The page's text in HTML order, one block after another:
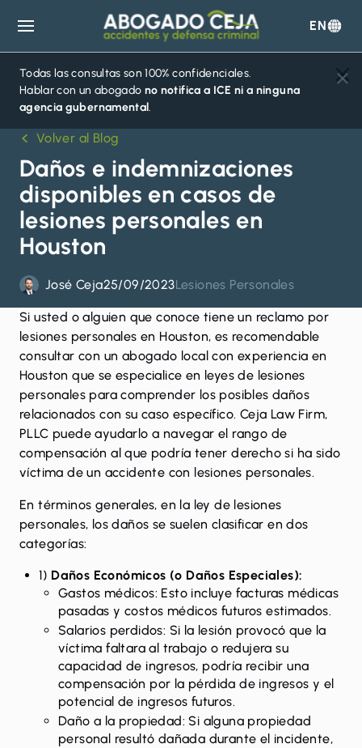
Abogado
Ceja
EN
Todas las consultas son 100% confidenciales.
Hablar con un abogado no notifica a ICE ni a ninguna
agencia gubernamental.
Volver al Blog
Daños e indemnizaciones
disponibles en casos de
lesiones personales en
Houston
José Ceja25/09/2023Lesiones Personales
Si usted o alguien que conoce tiene un reclamo por
lesiones personales en Houston, es recomendable
consultar con un abogado local con experiencia en
Houston que se especialice en leyes de lesiones
personales para comprender los posibles daños
relacionados con su caso específico. Ceja Law Firm,
PLLC puede ayudarlo a navegar el rango de
compensación al que podría tener derecho si ha sido
víctima de un accidente con lesiones personales.
En términos generales, en la ley de lesiones
personales, los daños se suelen clasificar en dos
categorías:
1) Daños Económicos (o Daños Especiales):
Gastos médicos: Esto incluye facturas médicas
pasadas y costos médicos futuros estimados.
Salarios perdidos: Si la lesión provocó que la
víctima faltara al trabajo o redujera su
capacidad de ingresos, podría recibir una
compensación por la pérdida de ingresos y el
potencial de ingresos futuros.
Daño a la propiedad: Si alguna propiedad
personal resultó dañada durante el incidente,